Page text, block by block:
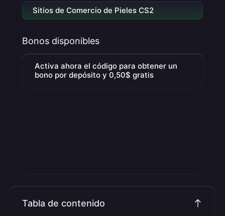
Sitios de Comercio de Pieles CS2
Bonos disponibles
Activa ahora el código para obtener un
bono por depósito y 0,50$ gratis
Tabla de contenido